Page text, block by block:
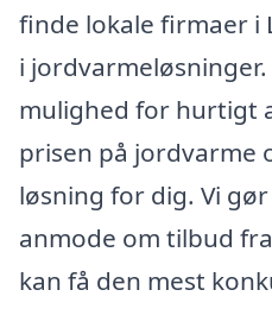
finde lokale firmaer i
i
mulighed for hurtigt
prisen på jordvarme
løsning for dig. Vi
anmode om tilbud
kan få den mest